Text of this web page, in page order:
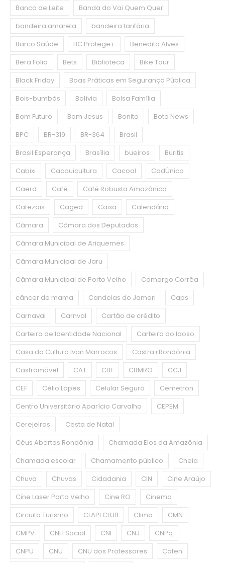
Banco de Leite
Banda do Vai Quem Quer
bandeira amarela
bandeira tarifária
Barco Saúde
BC Protege+
Benedito Alves
Bera Folia
Bets Biblioteca
Bike Tour
Black Friday
Boas Práticas em Segurança Pública
Bois-bumbás
Bolívia
Bolsa Família
Bom Futuro
Bom Jesus Bonito
Boto News
BPC
BR-319 BR-364
Brasil
Brasil Esperança
Brasília bueiros
Buritis
Cabixi
Cacauicultura Cacoal
CadÚnico
Caerd
Café
Café Robusta Amazônico
Cafezais
Caged Caixa
Calendário
Câmara
Câmara dos Deputados
Câmara Municipal de Ariquemes
Câmara Municipal de Jaru
Câmara Municipal de Porto Velho
Camargo Corrêa
câncer de mama
Candeias do Jamari
Caps
Carnaval
Carnval
Cartão de crédito
Carteira de Identidade Nacional
Carteira do Idoso
Casa da Cultura Ivan Marrocos
Castra+Rondônia
Castramóvel
CAT CBF CBMRO
CCJ
CEF
Célio Lopes Celular Seguro
Cemetron
Centro Universitário Aparício Carvalho
CEPEM
Cerejeiras
Cesta de Natal
Céus Abertos Rondônia
Chamada Elos da Amazônia
Chamada escolar
Chamamento público
Cheia
Chuva
Chuvas Cidadania CIN
Cine Araújo
Cine Laser Porto Velho
Cine RO
Cinema
Circuito Turismo
CLAPI CLUB Clima
CMN
CMPV
CNH Social CNI CNJ
CNPq
CNPU
CNU CNU dos Professores
Cofen